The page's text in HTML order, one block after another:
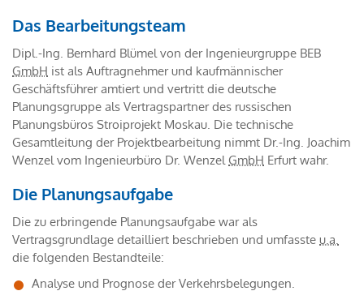
Das Bearbeitungsteam
Dipl.-Ing. Bernhard Blümel von der Ingenieurgruppe BEB
GmbH ist als Auftragnehmer und kaufmännischer
Geschäftsführer amtiert und vertritt die deutsche
Planungsgruppe als Vertragspartner des russischen
Planungsbüros Stroiprojekt Moskau. Die technische
Gesamtleitung der Projektbearbeitung nimmt Dr.-Ing. Joachim
Wenzel vom Ingenieurbüro Dr. Wenzel GmbH Erfurt wahr.
Die Planungsaufgabe
Die zu erbringende Planungsaufgabe war als
Vertragsgrundlage detailliert beschrieben und umfasste u.a.
die folgenden Bestandteile:
Analyse und Prognose der Verkehrsbelegungen.